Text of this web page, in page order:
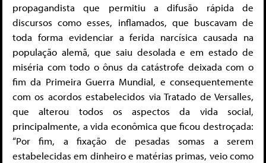
propagandista que permitiu a difusão rápida de
discursos como esses, inflamados, que buscavam de
toda forma evidenciar a ferida narcísica causada na
população alemã, que saiu desolada e em estado de
miséria com todo o ônus da catástrofe deixada com o
fim da Primeira Guerra Mundial, e consequentemente
com os acordos estabelecidos via Tratado de Versalles,
que alterou todos os aspectos da vida social,
principalmente, a vida econômica que ficou destroçada:
“Por fim, a fixação de pesadas somas a serem
estabelecidas em dinheiro e matérias primas, veio como